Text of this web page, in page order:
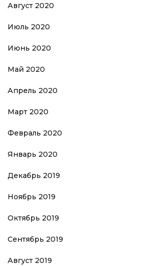
Август 2020
Июль 2020
Июнь 2020
Май 2020
Апрель 2020
Март 2020
Февраль 2020
Январь 2020
Декабрь 2019
Ноябрь 2019
Октябрь 2019
Сентябрь 2019
Август 2019